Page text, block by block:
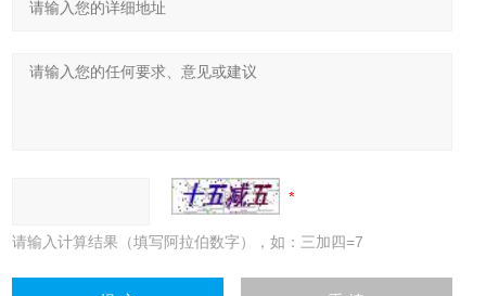
请输入计算结果（填写阿拉伯数字），如：三加四=7